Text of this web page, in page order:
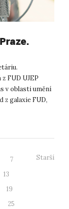
FUD UJEP
v oblasti umění
z galaxie FUD,
7
13
19
25
Starší